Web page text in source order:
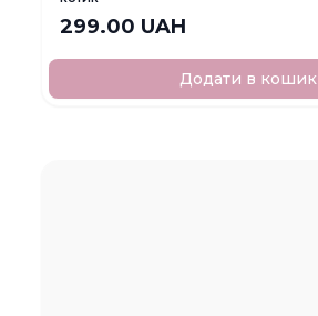
299.00 UAH
Додати в кошик